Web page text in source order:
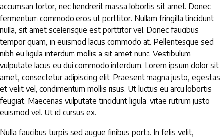
accumsan tortor, nec hendrerit massa lobortis sit amet. Donec
fermentum commodo eros ut porttitor. Nullam fringilla tincidunt
nulla, sit amet scelerisque est porttitor vel. Donec faucibus
tempor quam, in euismod lacus commodo at. Pellentesque sed
nibh eu ligula interdum mollis a sit amet nunc. Vestibulum
vulputate lacus eu dui commodo interdum. Lorem ipsum dolor sit
amet, consectetur adipiscing elit. Praesent magna justo, egestas
et velit vel, condimentum mollis risus. Ut luctus eu arcu lobortis
feugiat. Maecenas vulputate tincidunt ligula, vitae rutrum justo
euismod vel. Ut id cursus ex.
Nulla faucibus turpis sed augue finibus porta. In felis velit,